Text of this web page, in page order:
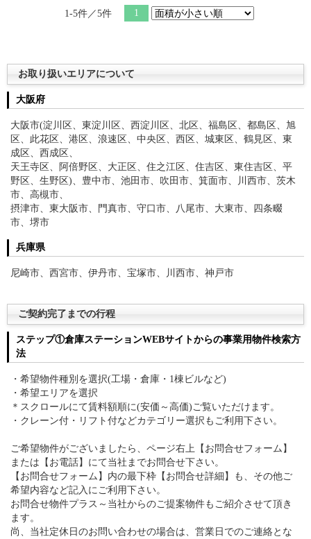
1-5件／5件 1
お取り扱いエリアについて
大阪府
大阪市(淀川区、東淀川区、西淀川区、北区、福島区、都島区、旭
区、此花区、港区、浪速区、中央区、西区、城東区、鶴見区、東
成区、西成区、
天王寺区、阿倍野区、大正区、住之江区、住吉区、東住吉区、平
野区、生野区)、豊中市、池田市、吹田市、箕面市、川西市、茨木
市、高槻市、
摂津市、東大阪市、門真市、守口市、八尾市、大東市、四条畷
市、堺市
兵庫県
尼崎市、西宮市、伊丹市、宝塚市、川西市、神戸市
ご契約完了までの行程
ステップ①倉庫ステーションWEBサイトからの事業用物件検索方
法
・希望物件種別を選択(工場・倉庫・1棟ビルなど)
・希望エリアを選択
＊スクロールにて賃料額順に(安価～高価)ご覧いただけます。
・クレーン付・リフト付などカテゴリー選択もご利用下さい。
ご希望物件がございましたら、ページ右上【お問合せフォーム】
または【お電話】にて当社までお問合せ下さい。
【お問合せフォーム】内の最下枠【お問合せ詳細】も、その他ご
希望内容など記入にご利用下さい。
お問合せ物件プラス～当社からのご提案物件もご紹介させて頂き
ます。
尚、当社定休日のお問い合わせの場合は、営業日でのご連絡とな